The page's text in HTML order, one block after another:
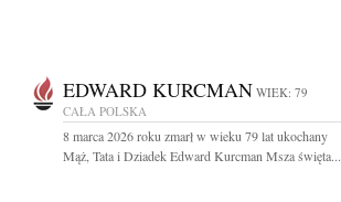
EDWARD KURCMAN WIEK: 79
CAŁA POLSKA
8 marca 2026 roku zmarł w wieku 79 lat ukochany
Mąż, Tata i Dziadek Edward Kurcman Msza święta...